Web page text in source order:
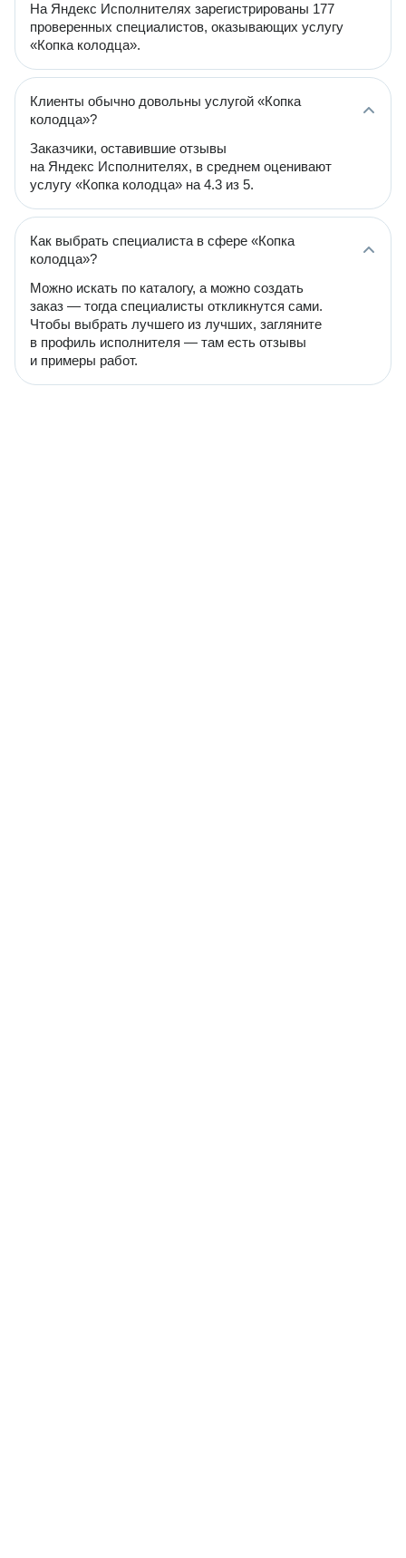
На Яндекс Исполнителях зарегистрированы 177
проверенных специалистов, оказывающих услугу
«Копка колодца».
Клиенты обычно довольны услугой «Копка
колодца»?
Заказчики, оставившие отзывы
на Яндекс Исполнителях, в среднем оценивают
услугу «Копка колодца» на 4.3 из 5.
Как выбрать специалиста в сфере «Копка
колодца»?
Можно искать по каталогу, а можно создать
заказ — тогда специалисты откликнутся сами.
Чтобы выбрать лучшего из лучших, загляните
в профиль исполнителя — там есть отзывы
и примеры работ.